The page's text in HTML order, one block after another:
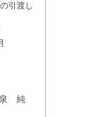
引渡し
泉 純